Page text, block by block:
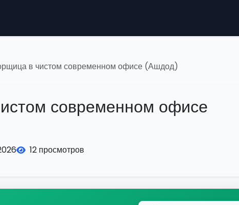
в чистом современном офисе (Ашдод)
современном офисе
12 просмотров